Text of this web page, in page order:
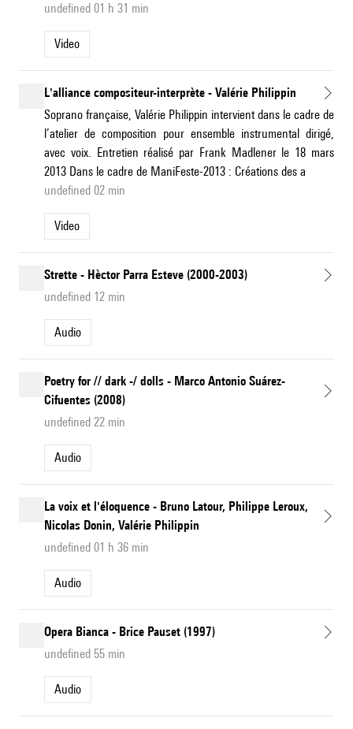
undefined 01 h 31 min
Video
L'alliance compositeur-interprète - Valérie Philippin
Soprano française, Valérie Philippin intervient dans le cadre de
l’atelier de composition pour ensemble instrumental dirigé,
avec voix. Entretien réalisé par Frank Madlener le 18 mars
2013 Dans le cadre de ManiFeste-2013 : Créations des a
undefined 02 min
Video
Strette - Hèctor Parra Esteve (2000-2003)
undefined 12 min
Audio
Poetry for // dark -/ dolls - Marco Antonio Suárez-
Cifuentes (2008)
undefined 22 min
Audio
La voix et l'éloquence - Bruno Latour, Philippe Leroux,
Nicolas Donin, Valérie Philippin
undefined 01 h 36 min
Audio
Opera Bianca - Brice Pauset (1997)
undefined 55 min
Audio